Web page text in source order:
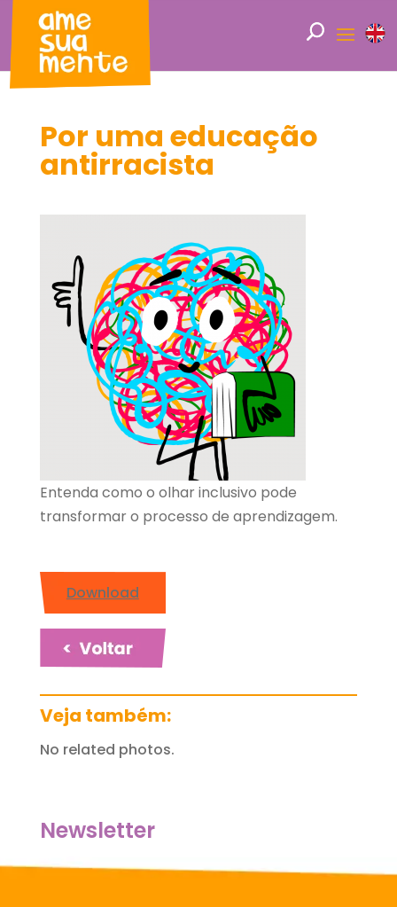
Por uma educação
antirracista
Entenda como o olhar inclusivo pode
transformar o processo de aprendizagem.
Download
Veja também:
No related photos.
Newsletter